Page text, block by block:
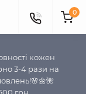
кожен
3-4 рази на
0